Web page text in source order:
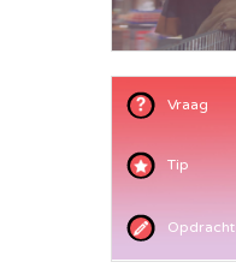
Vraag
Tip
Opdracht